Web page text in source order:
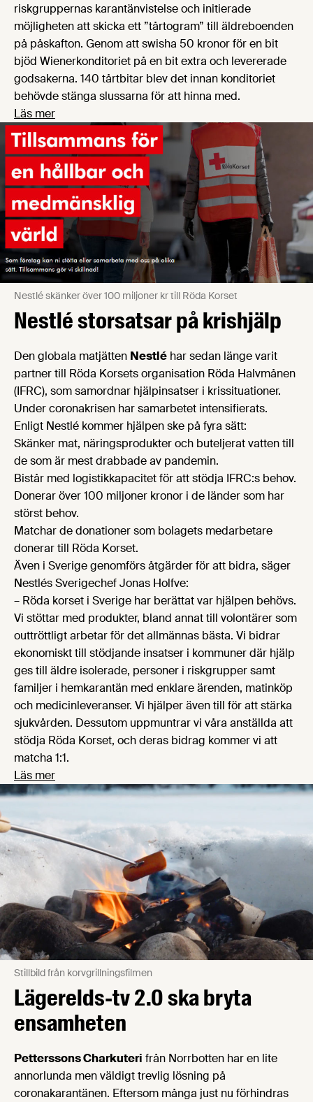
riskgruppernas karantänvistelse och initierade
möjligheten att skicka ett ”tårtogram” till äldreboenden
på påskafton. Genom att swisha 50 kronor för en bit
bjöd Wienerkonditoriet på en bit extra och levererade
godsakerna. 140 tårtbitar blev det innan konditoriet
behövde stänga slussarna för att hinna med.
Läs mer
Nestlé skänker över 100 miljoner kr till Röda Korset
Nestlé storsatsar på krishjälp
Den globala matjätten Nestlé har sedan länge varit
partner till Röda Korsets organisation Röda Halvmånen
(IFRC), som samordnar hjälpinsatser i krissituationer.
Under coronakrisen har samarbetet intensifierats.
Enligt Nestlé kommer hjälpen ske på fyra sätt:
Skänker mat, näringsprodukter och buteljerat vatten till
de som är mest drabbade av pandemin.
Bistår med logistikkapacitet för att stödja IFRC:s behov.
Donerar över 100 miljoner kronor i de länder som har
störst behov.
Matchar de donationer som bolagets medarbetare
donerar till Röda Korset.
Även i Sverige genomförs åtgärder för att bidra, säger
Nestlés Sverigechef Jonas Holfve:
– Röda korset i Sverige har berättat var hjälpen behövs.
Vi stöttar med produkter, bland annat till volontärer som
outtröttligt arbetar för det allmännas bästa. Vi bidrar
ekonomiskt till stödjande insatser i kommuner där hjälp
ges till äldre isolerade, personer i riskgrupper samt
familjer i hemkarantän med enklare ärenden, matinköp
och medicinleveranser. Vi hjälper även till för att stärka
sjukvården. Dessutom uppmuntrar vi våra anställda att
stödja Röda Korset, och deras bidrag kommer vi att
matcha 1:1.
Läs mer
Stillbild från korvgrillningsfilmen
Lägerelds-tv 2.0 ska bryta
ensamheten
Petterssons Charkuteri från Norrbotten har en lite
annorlunda men väldigt trevlig lösning på
coronakarantänen. Eftersom många just nu förhindras